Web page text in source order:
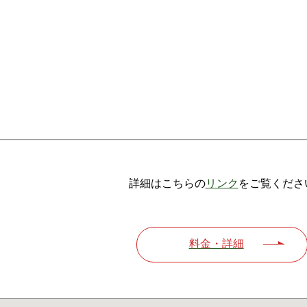
詳細はこちらのリンク をご覧くださ
料金・詳細